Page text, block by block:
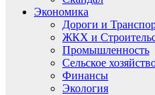
Экономика
Дороги и
ЖКХ и
Промышленность
Сельское
Финансы
Экология